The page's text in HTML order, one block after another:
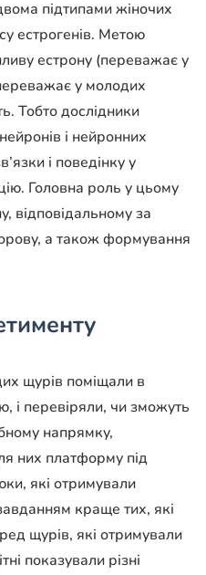
підтипами жіночих
естрогенів. Метою
естрону (переважає у
у молодих
Тобто дослідники
і нейронних
і поведінку у
Головна роль у цьому
відповідальному за
а також формування
щурів поміщали в
і перевіряли, чи зможуть
напрямку,
них платформу під
які отримували
краще тих, які
щурів, які отримували
показували різні